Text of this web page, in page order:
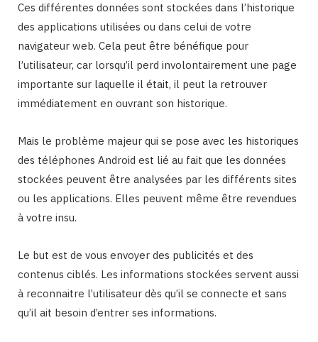
Ces différentes données sont stockées dans l’historique
des applications utilisées ou dans celui de votre
navigateur web. Cela peut être bénéfique pour
l’utilisateur, car lorsqu’il perd involontairement une page
importante sur laquelle il était, il peut la retrouver
immédiatement en ouvrant son historique.
Mais le problème majeur qui se pose avec les historiques
des téléphones Android est lié au fait que les données
stockées peuvent être analysées par les différents sites
ou les applications. Elles peuvent même être revendues
à votre insu.
Le but est de vous envoyer des publicités et des
contenus ciblés. Les informations stockées servent aussi
à reconnaitre l’utilisateur dès qu’il se connecte et sans
qu’il ait besoin d’entrer ses informations.